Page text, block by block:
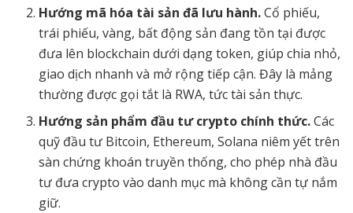
Hướng mã hóa tài sản đã lưu hành.Cổ phiếu,
trái phiếu, vàng, bất động sản đang tồn tại được
đưa lên blockchain dưới dạng token, giúp chia nhỏ,
giao dịch nhanh và mở rộng tiếp cận. Đây là mảng
thường được gọi tắt là RWA, tức tài sản thực.
Hướng sản phẩm đầu tư crypto chính thức.Các
quỹ đầu tư Bitcoin, Ethereum, Solana niêm yết trên
sàn chứng khoán truyền thống, cho phép nhà đầu
tư đưa crypto vào danh mục mà không cần tự nắm
giữ.